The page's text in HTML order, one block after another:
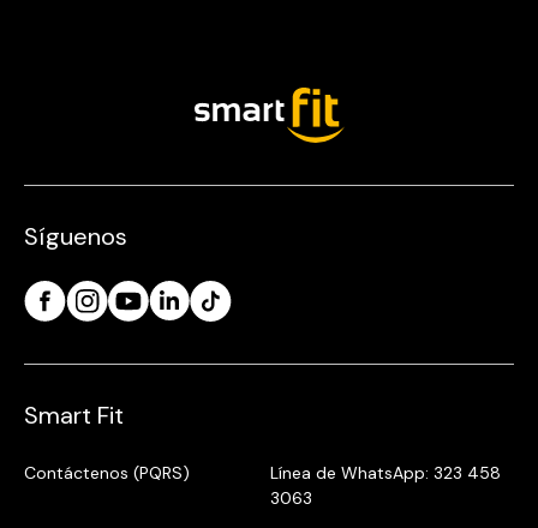
Síguenos
Smart Fit
Contáctenos (PQRS)
Línea de WhatsApp: 323 458
3063